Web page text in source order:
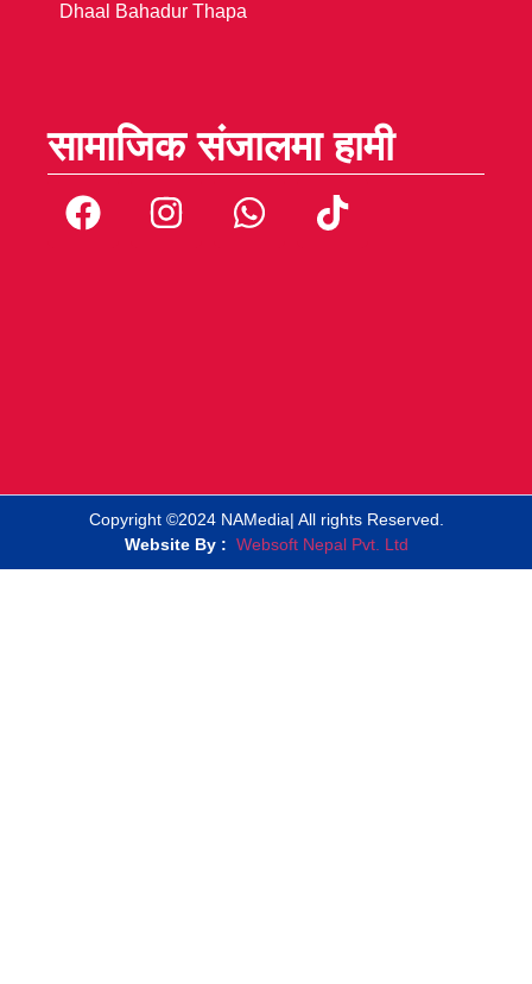
Dhaal Bahadur Thapa
सामाजिक संजालमा हामी
Copyright ©2024 NAMedia| All rights Reserved.
Website By : Websoft Nepal Pvt. Ltd